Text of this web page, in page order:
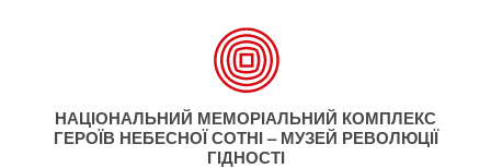
НАЦІОНАЛЬНИЙ МЕМОРІАЛЬНИЙ КОМПЛЕКС
ГЕРОЇВ НЕБЕСНОЇ СОТНІ – МУЗЕЙ РЕВОЛЮЦІЇ
ГІДНОСТІ